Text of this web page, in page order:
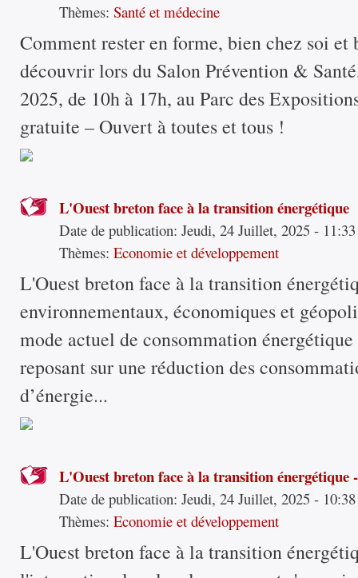
Thèmes:Santé et médecine
Comment rester en forme, bien chez soi
découvrir lors du Salon Prévention &
2025, de 10h à 17h, au Parc des
gratuite – Ouvert à toutes et tous !
L'Ouest breton face à la transition énergétique
Date de publication:Jeudi, 24 Juillet, 2025 - 11:33
Thèmes:Economie et développement
L'Ouest breton face à la transition
environnementaux, économiques et
mode actuel de consommation
reposant sur une réduction des
d’énergie...
L'Ouest breton face à la transition énergétique
Date de publication:Jeudi, 24 Juillet, 2025 - 10:38
Thèmes:Economie et développement
L'Ouest breton face à la transition